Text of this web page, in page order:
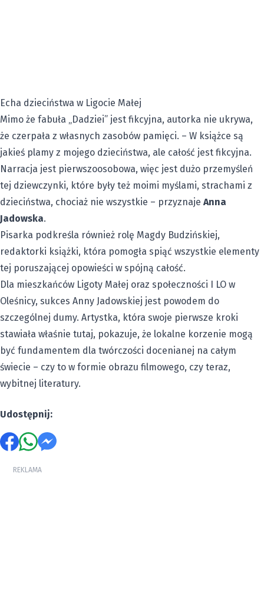
Echa dzieciństwa w Ligocie Małej
Mimo że fabuła „Dadziei” jest fikcyjna, autorka nie ukrywa,
że czerpała z własnych zasobów pamięci. – W książce są
jakieś plamy z mojego dzieciństwa, ale całość jest fikcyjna.
Narracja jest pierwszoosobowa, więc jest dużo przemyśleń
tej dziewczynki, które były też moimi myślami, strachami z
dzieciństwa, chociaż nie wszystkie – przyznaje Anna
Jadowska.
Pisarka podkreśla również rolę Magdy Budzińskiej,
redaktorki książki, która pomogła spiąć wszystkie elementy
tej poruszającej opowieści w spójną całość.
Dla mieszkańców Ligoty Małej oraz społeczności I LO w
Oleśnicy, sukces Anny Jadowskiej jest powodem do
szczególnej dumy. Artystka, która swoje pierwsze kroki
stawiała właśnie tutaj, pokazuje, że lokalne korzenie mogą
być fundamentem dla twórczości docenianej na całym
świecie – czy to w formie obrazu filmowego, czy teraz,
wybitnej literatury.
Udostępnij:
REKLAMA